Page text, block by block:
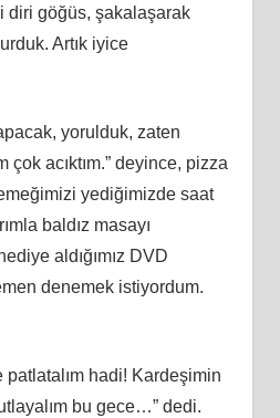
diri göğüs, şakalaşarak
Artık iyice
yorulduk, zaten
çok acıktım.” deyince, pizza
yediğimizde saat
baldız masayı
aldığımız DVD
denemek istiyordum.
patlatalım hadi! Kardeşimin
bu gece…” dedi.